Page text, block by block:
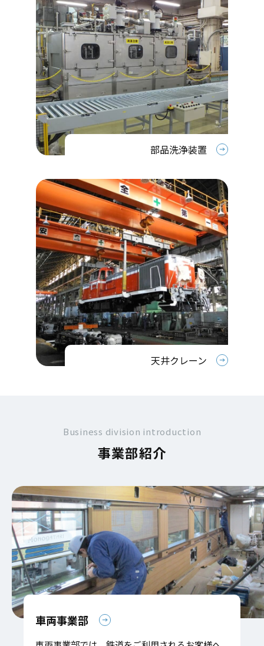
部品洗浄装置
天井クレーン
Business division introduction
事業部紹介
車両事業部